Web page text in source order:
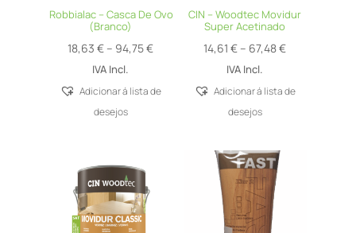
Robbialac – Casca De Ovo
(Branco)
18,63€ – 94,75€Price
18,63 €
IVA Incl.
Adicionar á lista de
desejos
CIN – Woodtec Movidur
Super Acetinado
14,61€ – 67,48€Price
14,61 €
IVA Incl.
Adicionar á lista de
desejos